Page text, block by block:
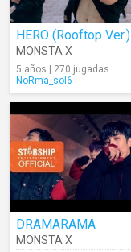
HERO (Rooftop Ver.)
MONSTA X
5 años | 270 jugadas
NoRma_sol6
DRAMARAMA
MONSTA X